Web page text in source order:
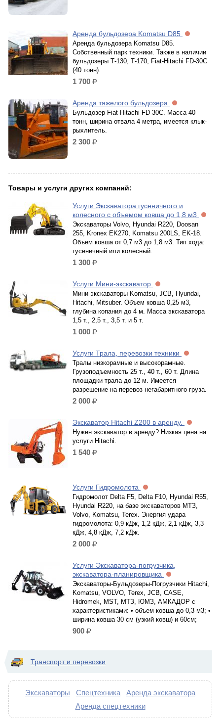
Аренда бульдозера Komatsu D85
Аренда бульдозера Komatsu D85.
Собственный парк техники. Также в наличии
бульдозеры Т-130, Т-170, Fiat-Hitachi FD-30C
(40 тонн).
1 700 р.
Аренда тяжелого бульдозера
Бульдозер Fiat-Hitachi FD-30C. Масса 40
тонн, ширина отвала 4 метра, имеется клык-
рыхлитель.
2 300 р.
Товары и услуги других компаний:
Услуги Экскаватора гусеничного и
колесного с объемом ковша до 1,8 м3
Экскаваторы Volvo, Hyundai R220, Doosan
255, Kronex EK270, Komatsu 200LS, EK-18.
Объем ковша от 0,7 м3 до 1,8 м3. Тип хода:
гусеничный или колесный.
1 300 р.
Услуги Мини-экскаватор
Мини экскаваторы Komatsu, JCB, Hyundai,
Hitachi, Mitsuber. Объем ковша 0,25 м3,
глубина копания до 4 м. Масса экскаватора
1,5 т., 2,5 т., 3,5 т. и 5 т.
1 000 р.
Услуги Трала, перевозки техники
Тралы низкорамные и высокорамные.
Грузоподъемность 25 т., 40 т., 60 т. Длина
площадки трала до 12 м. Имеется
разрешение на перевоз негабаритного груза.
2 000 р.
Экскаватор Hitachi Z200 в аренду.
Нужен экскаватор в аренду? Низкая цена на
услуги Hitachi.
1 540 р.
Услуги Гидромолота
Гидромолот Delta F5, Delta F10, Hyundai R55,
Hyundai R220, на базе экскаваторов МТЗ,
Volvo, Komatsu, Terex. Энергия удара
гидромолота: 0,9 кДж, 1,2 кДж, 2,1 кДж, 3,3
кДж, 4,8 кДж, 7,2 кДж.
2 000 р.
Услуги Экскаватора-погрузчика,
экскаватора-планировщика
Экскаваторы-Бульдозеры-Погрузчики Hitachi,
Komatsu, VOLVO, Terex, JCB, CASE,
Hidromek, MST, МТЗ, ЮМЗ, АМКАДОР с
характеристиками: • объем ковша до 0,3 м3; •
ширина ковша 30 см (узкий ковш) и 60см;
900 р.
Транспорт и перевозки
Экскаваторы Спецтехника
Аренда экскаватора
Аренда спецтехники